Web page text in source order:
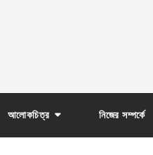
আলোকচিত্র নিজের সম্পর্কে